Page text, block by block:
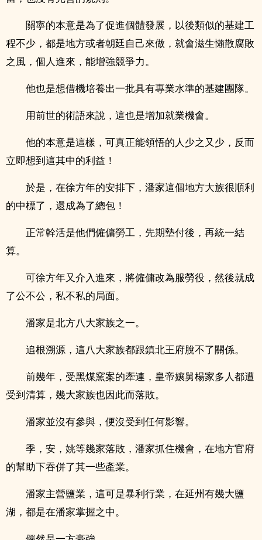
關寧的本意是為了促進個體發展，以後類似的基建工
程不少，都是地方或者朝廷自己來做，就會滋生懶散腐敗
之風，個人進來，能增強競爭力。
他也是想借機培養出一批具有專業水準的基建團隊。
用前世的術語來說，這也是增加就業機會。
他的本意是這樣，可真正能領悟的人少之又少，反而
立即想到這其中的利益！
於是，在徐方年的安排下，潘家這個地方大族很順利
的中標了，還成為了總包！
正常幹活是他們僱傭勞工，先期墊付後，再統一結
算。
可徐方年又介入進來，將僱傭改為服勞役，然後就成
了公不公，私不私的局面。
潘家是北方八大家族之一。
追根溯源，這八大家族都跟鎮北王府脫不了關係。
前幾年，受黑煤窯案的牽連，皇帝孃舅楊家多人都遭
受到清算，幾大家族也因此而落敗。
潘家並沒有參與，便沒受到任何影響。
季，安，姚等幾家落敗，潘家抓住機會，在地方官府
的幫助下吞併了其一些產業。
潘家主營鹽業，這可是暴利行業，在延州有幾大鹽
湖，都是在潘家掌握之中。